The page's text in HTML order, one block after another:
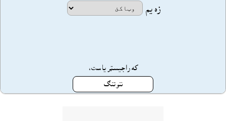
زه يم
که راجيسټر ياست،
ننوتنګ